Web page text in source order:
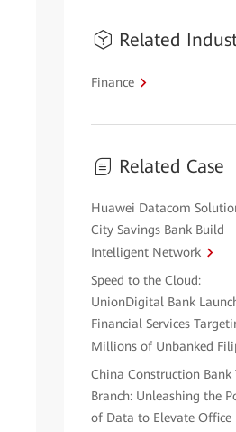
Related
Finance
Related Case
Huawei Datacom
City Savings Bank Build
Intelligent Network
Speed to the Cloud:
UnionDigital Bank
Financial Services
Millions of Unbanked
China Construction Bank
Branch: Unleashing the
of Data to Elevate Office